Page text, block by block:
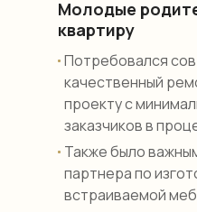
Молодые
квартиру
Потребовался
качественный
проекту с
заказчиков в
Также было
партнера по
встраиваемой